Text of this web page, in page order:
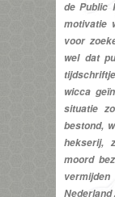
de Public
motivatie
voor
wel dat
wicca
situatie
bestond,
hekserij,
moord
Nederland